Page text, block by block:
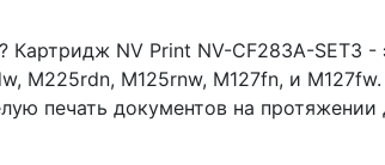
NV Print NV-CF283A-SET3 -
M225rdn, M125rnw, M127fn, и
печать документов на протяжении